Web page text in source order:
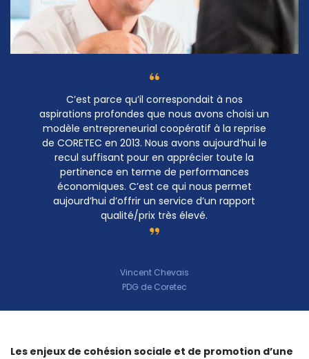
C’est parce qu’il correspondait à nos
aspirations profondes que nous avons choisi un
modèle entrepreneurial coopératif à la reprise
de CORETEC en 2013. Nous avons aujourd’hui le
recul suffisant pour en apprécier toute la
pertinence en terme de performances
économiques. C’est ce qui nous permet
aujourd’hui d’offrir un service d’un rapport
qualité/prix très élevé.
Vincent Chevais
PDG de Coretec
Les enjeux de cohésion sociale et de promotion d’une